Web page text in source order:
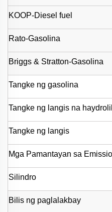
KOOP-Diesel fuel
Rato-Gasolina
Briggs & Stratton-Gasolina
Tangke ng gasolina
Tangke ng langis na
Tangke ng langis
Mga Pamantayan sa
Silindro
Bilis ng paglalakbay